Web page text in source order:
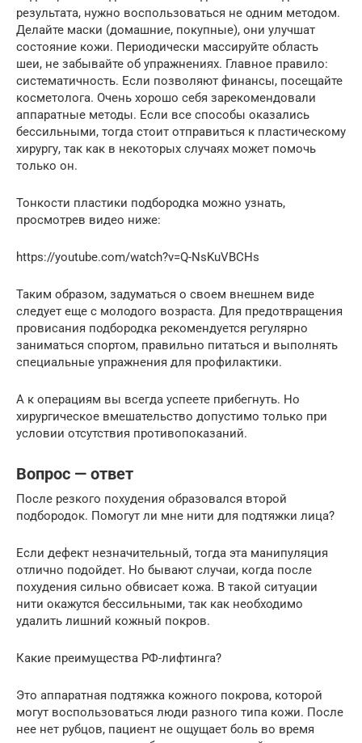
результата, нужно воспользоваться не одним методом.
Делайте маски (домашние, покупные), они улучшат
состояние кожи. Периодически массируйте область
шеи, не забывайте об упражнениях. Главное правило:
систематичность. Если позволяют финансы, посещайте
косметолога. Очень хорошо себя зарекомендовали
аппаратные методы. Если все способы оказались
бессильными, тогда стоит отправиться к пластическому
хирургу, так как в некоторых случаях может помочь
только он.
Тонкости пластики подбородка можно узнать,
просмотрев видео ниже:
https://youtube.com/watch?v=Q-NsKuVBCHs
Таким образом, задуматься о своем внешнем виде
следует еще с молодого возраста. Для предотвращения
провисания подбородка рекомендуется регулярно
заниматься спортом, правильно питаться и выполнять
специальные упражнения для профилактики.
А к операциям вы всегда успеете прибегнуть. Но
хирургическое вмешательство допустимо только при
условии отсутствия противопоказаний.
Вопрос — ответ
После резкого похудения образовался второй
подбородок. Помогут ли мне нити для подтяжки лица?
Если дефект незначительный, тогда эта манипуляция
отлично подойдет. Но бывают случаи, когда после
похудения сильно обвисает кожа. В такой ситуации
нити окажутся бессильными, так как необходимо
удалить лишний кожный покров.
Какие преимущества РФ-лифтинга?
Это аппаратная подтяжка кожного покрова, которой
могут воспользоваться люди разного типа кожи. После
нее нет рубцов, пациент не ощущает боль во время